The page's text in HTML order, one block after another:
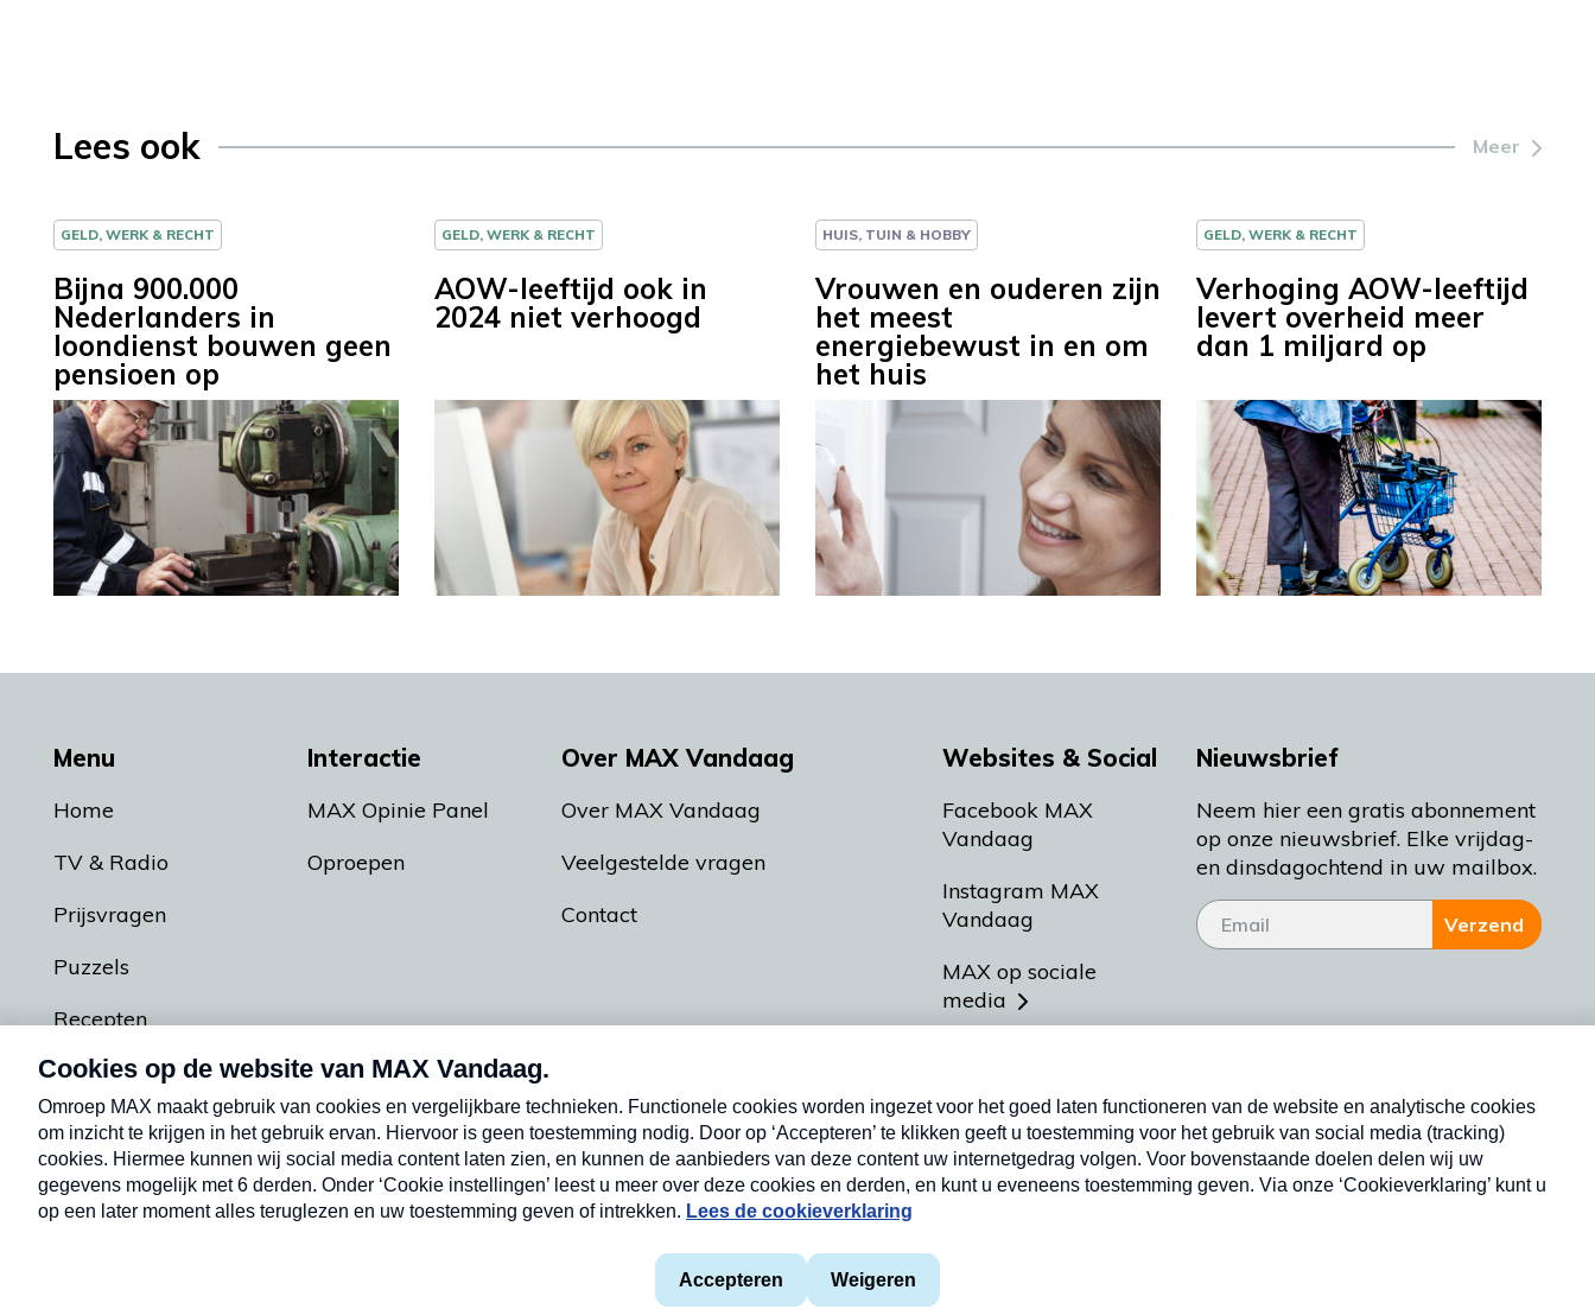
Lees ook Meer
GELD, WERK & RECHT
Bijna 900.000
Nederlanders in
loondienst bouwen geen
pensioen op
GELD, WERK & RECHT
AOW-leeftijd ook in
2024 niet verhoogd
HUIS, TUIN & HOBBY
Vrouwen en ouderen zijn
het meest
energiebewust in en om
het huis
GELD, WERK & RECHT
Verhoging AOW-leeftijd
levert overheid meer
dan 1 miljard op
Menu
Home
TV & Radio
Prijsvragen
Puzzels
Recepten
Podcasts
Interactie
MAX Opinie Panel
Oproepen
Over MAX Vandaag
Over MAX Vandaag
Veelgestelde vragen
Contact
Websites & Social
Facebook MAX
Vandaag
Instagram MAX
Vandaag
MAX op sociale
media
Meldpunt Actueel
Heel Holland Bakt
Nieuwsbrief
Neem hier een gratis abonnement
op onze nieuwsbrief. Elke vrijdag-
en dinsdagochtend in uw mailbox.
Verzend
Privacyverklaring Cookieverklaring
Nieuwsbrief
Neem hier een gratis abonnement op onze